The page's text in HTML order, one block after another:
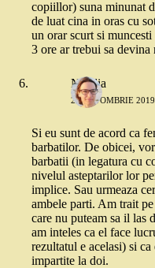
copiillor) suna minunat
de luat cina in oras cu
un orar scurt si
3 ore ar trebui sa
Natalia
28 OCTOMBRIE
Si eu sunt de acord ca
barbatilor. De obicei,
barbatii (in legatura cu
nivelul asteptarilor lor
implice. Sau urmeaza
ambele parti. Am trait
care nu puteam sa il las
am inteles ca el face
rezultatul e acelasi) si
impartite la doi.